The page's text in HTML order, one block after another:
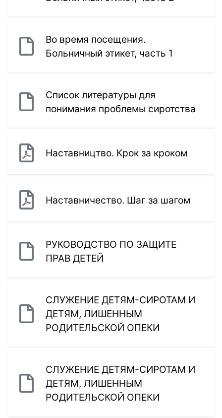
Во время посещения.
Больничный этикет, часть 1
Список литературы для
понимания проблемы сиротства
Наставництво. Крок за кроком
Наставничество. Шаг за шагом
РУКОВОДСТВО ПО ЗАЩИТЕ
ПРАВ ДЕТЕЙ
СЛУЖЕНИЕ ДЕТЯМ-СИРОТАМ И
ДЕТЯМ, ЛИШЕННЫМ
РОДИТЕЛЬСКОЙ ОПЕКИ
СЛУЖЕНИЕ ДЕТЯМ-СИРОТАМ И
ДЕТЯМ, ЛИШЕННЫМ
РОДИТЕЛЬСКОЙ ОПЕКИ